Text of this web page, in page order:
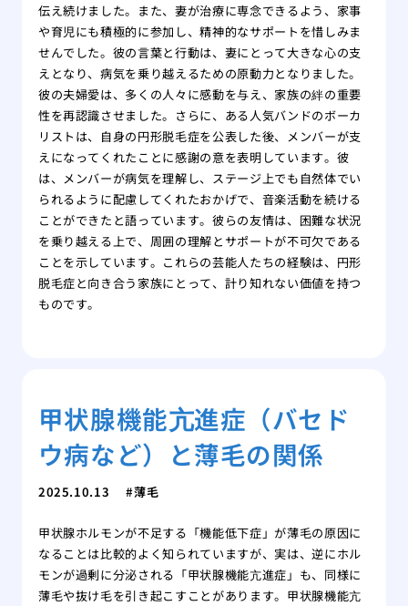
伝え続けました。また、妻が治療に専念できるよう、家事
や育児にも積極的に参加し、精神的なサポートを惜しみま
せんでした。彼の言葉と行動は、妻にとって大きな心の支
えとなり、病気を乗り越えるための原動力となりました。
彼の夫婦愛は、多くの人々に感動を与え、家族の絆の重要
性を再認識させました。さらに、ある人気バンドのボーカ
リストは、自身の円形脱毛症を公表した後、メンバーが支
えになってくれたことに感謝の意を表明しています。彼
は、メンバーが病気を理解し、ステージ上でも自然体でい
られるように配慮してくれたおかげで、音楽活動を続ける
ことができたと語っています。彼らの友情は、困難な状況
を乗り越える上で、周囲の理解とサポートが不可欠である
ことを示しています。これらの芸能人たちの経験は、円形
脱毛症と向き合う家族にとって、計り知れない価値を持つ
ものです。
甲状腺機能亢進症（バセド
ウ病など）と薄毛の関係
2025.10.13 薄毛
甲状腺ホルモンが不足する「機能低下症」が薄毛の原因に
なることは比較的よく知られていますが、実は、逆にホル
モンが過剰に分泌される「甲状腺機能亢進症」も、同様に
薄毛や抜け毛を引き起こすことがあります。甲状腺機能亢